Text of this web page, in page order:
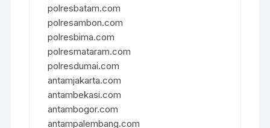
polresbatam.com
polresambon.com
polresbima.com
polresmataram.com
polresdumai.com
antamjakarta.com
antambekasi.com
antambogor.com
antampalembang.com